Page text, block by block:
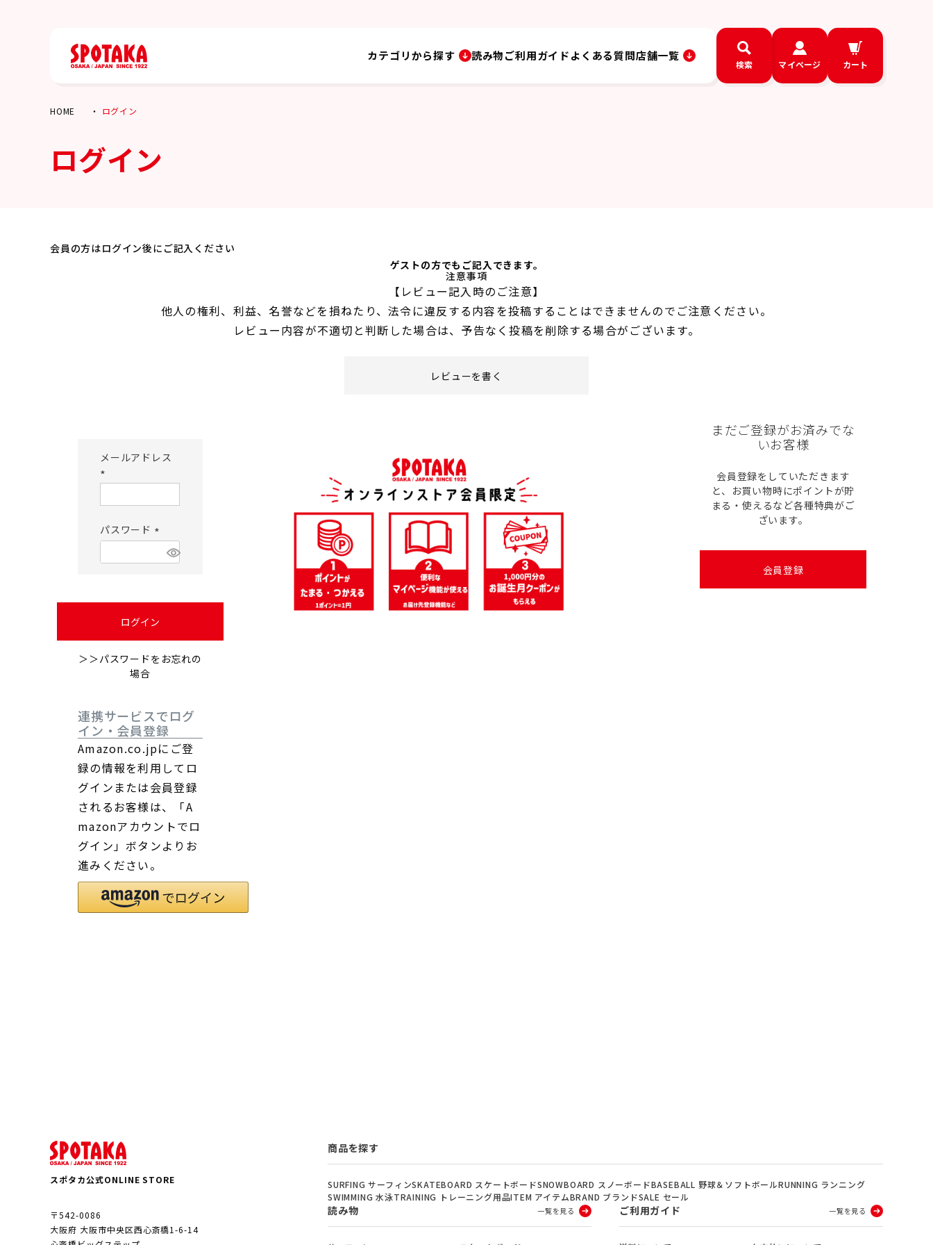
カテゴリから探す 読み物ご利用ガイドよくある質問店舗一覧
検索 マイページ カート
HOME ログイン
ログイン
会員の方はログイン後にご記入ください
ゲストの方でもご記入できます。
注意事項
【レビュー記入時のご注意】
他人の権利、利益、名誉などを損ねたり、法令に違反する内容を投稿することはできませんのでご注意ください。
レビュー内容が不適切と判断した場合は、予告なく投稿を削除する場合がございます。
レビューを書く
メールアドレス
須)
パスワード
(必
須)
ログイン
＞＞パスワードをお忘れの
場合
連携サービスでログ
イン・会員登録
Amazon.co.jpにご登
録の情報を利用してロ
グインまたは会員登録
されるお客様は、「A
mazonアカウントでロ
グイン」ボタンよりお
進みください。
まだご登録がお済みでな
いお客様
会員登録をしていただきます
と、お買い物時にポイントが貯
まる・使えるなど各種特典がご
ざいます。
会員登録
商品を探す
SURFING サーフィンSKATEBOARD スケートボードSNOWBOARD スノーボードBASEBALL 野球＆ソフトボールRUNNING ランニング
SWIMMING 水泳TRAINING トレーニング用品ITEM アイテムBRAND ブランドSALE セール
読み物 一覧を見る ご利用ガイド 一覧を見る
スポタカ公式ONLINE STORE
〒542-0086
大阪府 大阪市中央区西心斎橋1-6-14